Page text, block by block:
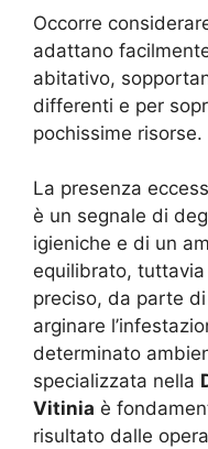
Occorre
adattano
abitativo,
differenti e per
pochissime risorse.
La presenza
è un segnale di
igieniche e di un
equilibrato,
preciso, da parte
arginare
determinato
specializzata nella
Vitinia è
risultato dalle